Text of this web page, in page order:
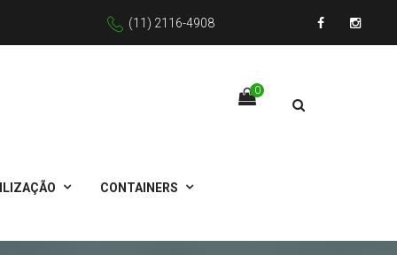
(11) 2116-4908
Facebook
0
CONTAINERS